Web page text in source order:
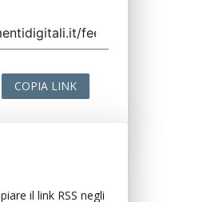
COPIA LINK
il link RSS negli